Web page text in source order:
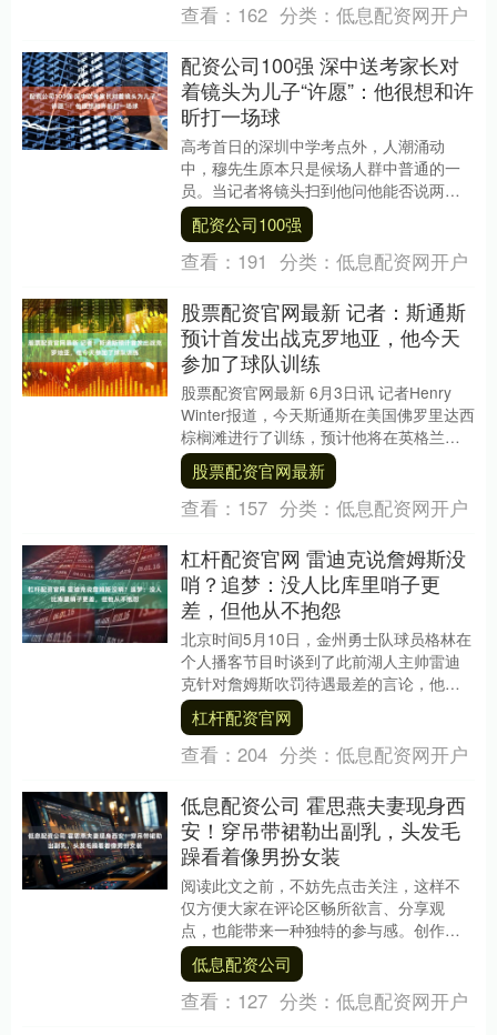
查看： 162 分类： 低息配资网开户
配资公司100强 深中送考家长对
着镜头为儿子“许愿”：他很想和许
昕打一场球
高考首日的深圳中学考点外，人潮涌动
中，穆先生原本只是候场人群中普通的一
员。当记者将镜头扫到他问他能否说两句
时，他眼睛一亮，径直对着镜头开了
口：“我就想帮孩子许个....
配资公司100强
查看： 191 分类： 低息配资网开户
股票配资官网最新 记者：斯通斯
预计首发出战克罗地亚，他今天
参加了球队训练
股票配资官网最新 6月3日讯 记者Henry
Winter报道，今天斯通斯在美国佛罗里达西
棕榈滩进行了训练，预计他将在英格兰对
阵克罗地亚的首场小组赛中首发。这场....
股票配资官网最新
查看： 157 分类： 低息配资网开户
杠杆配资官网 雷迪克说詹姆斯没
哨？追梦：没人比库里哨子更
差，但他从不抱怨
北京时间5月10日，金州勇士队球员格林在
个人播客节目时谈到了此前湖人主帅雷迪
克针对詹姆斯吹罚待遇最差的言论，他表
示在自己眼里，没人比库里的哨子更差。
此前，雷迪....
杠杆配资官网
查看： 204 分类： 低息配资网开户
低息配资公司 霍思燕夫妻现身西
安！穿吊带裙勒出副乳，头发毛
躁看着像男扮女装
阅读此文之前，不妨先点击关注，这样不
仅方便大家在评论区畅所欲言、分享观
点，也能带来一种独特的参与感。创作不
易，感谢你的支持。5月19日，有网友在短
视频平台上晒出....
低息配资公司
查看： 127 分类： 低息配资网开户